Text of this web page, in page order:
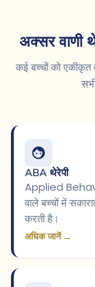
अक्सर वाणी
कई बच्चों को एकीकृत
ABA थेरेपी
Applied
वाले बच्चों में
करती है।
अधिक जानें →